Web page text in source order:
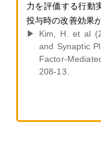
力を評価する行動
投与時の改善効果
Kim, H. et al
and Synaptic
Factor-
208-13.